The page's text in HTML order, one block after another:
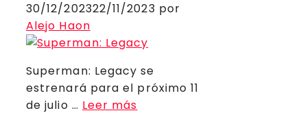
30/12/202322/11/2023 por
Alejo Haon
Superman: Legacy se
estrenará para el próximo 11
de julio … Leer más